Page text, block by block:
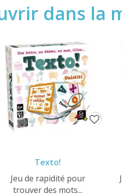
dans la
Texto!
Jeu de rapidité pour
trouver des mots...
favorite_border